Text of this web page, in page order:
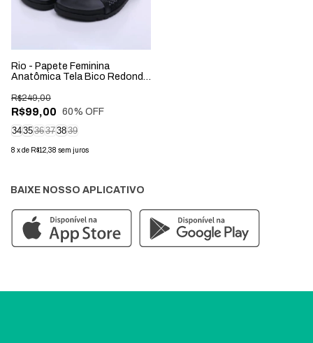
Rio - Papete Feminina
Anatômica Tela Bico Redondo
R$99,00
R$249,00
60% OFF
343536373839
8 xde R$12,38 sem juros
BAIXE NOSSO APLICATIVO